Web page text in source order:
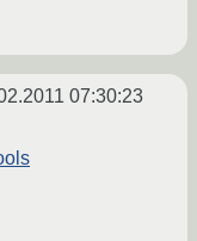
07:30:23